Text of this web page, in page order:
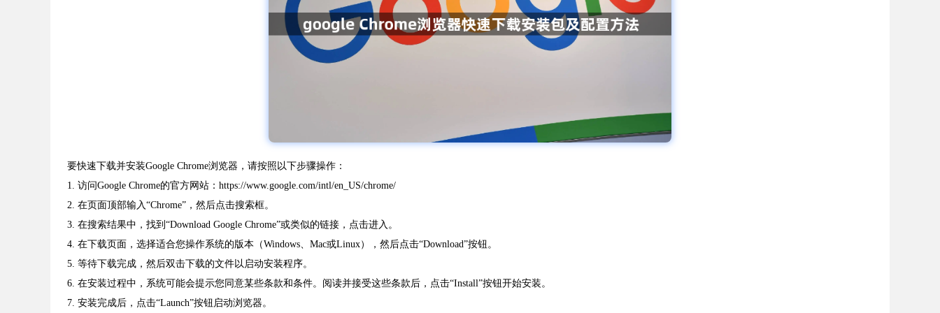
要快速下载并安装Google Chrome浏览器，请按照以下步骤操作：
1. 访问Google Chrome的官方网站：https://www.google.com/intl/en_US/chrome/
2. 在页面顶部输入“Chrome”，然后点击搜索框。
3. 在搜索结果中，找到“Download Google Chrome”或类似的链接，点击进入。
4. 在下载页面，选择适合您操作系统的版本（Windows、Mac或Linux），然后点击“Download”按钮。
5. 等待下载完成，然后双击下载的文件以启动安装程序。
6. 在安装过程中，系统可能会提示您同意某些条款和条件。阅读并接受这些条款后，点击“Install”按钮开始安装。
7. 安装完成后，点击“Launch”按钮启动浏览器。